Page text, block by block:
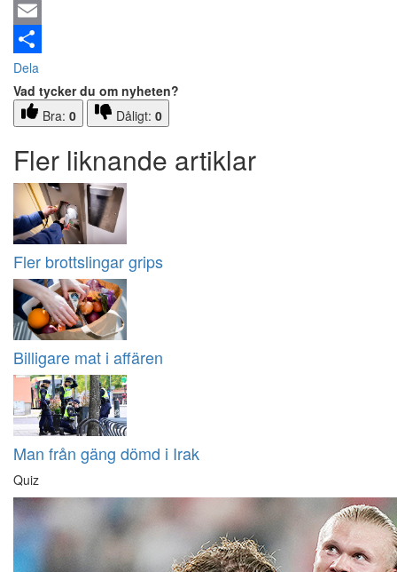
Email
Dela
Vad tycker du om nyheten?
Bra: 0 Dåligt: 0
Fler liknande artiklar
Fler brottslingar grips
Billigare mat i affären
Man från gäng dömd i Irak
Quiz